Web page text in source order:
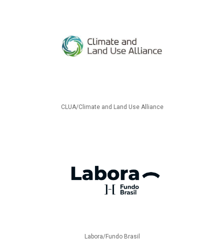
CLUA/Climate and Land Use Alliance
Labora/Fundo Brasil